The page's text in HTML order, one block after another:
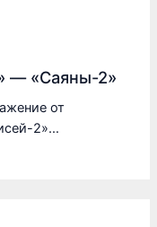
— «Саяны-2»
от
2»…